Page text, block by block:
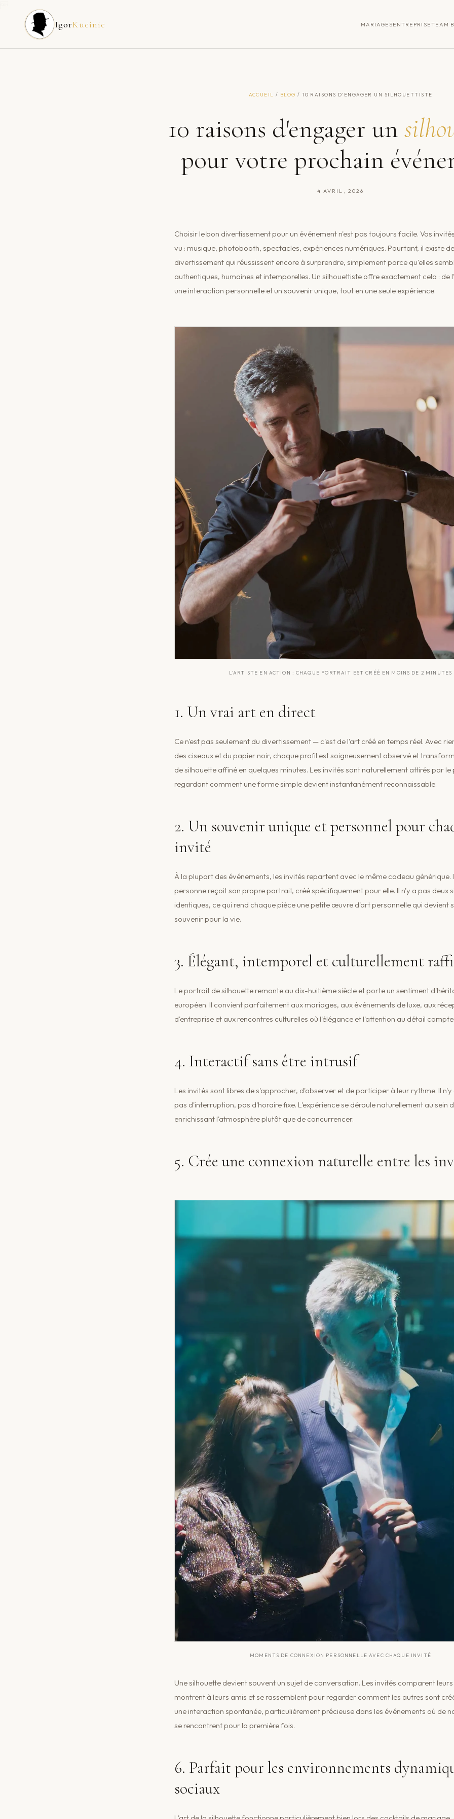
IgorKucinic MARIAGESENTREPRISETEAM
ACCUEIL / BLOG / 10 RAISONS D'ENGAGER UN SILHOUETTISTE
10 raisons d'engager un
pour votre prochain
4 AVRIL, 2026
Choisir le bon divertissement pour un événement n'est pas toujours facile. Vos
vu : musique, photobooth, spectacles, expériences numériques. Pourtant, il existe
divertissement qui réussissent encore à surprendre, simplement parce qu'elles
authentiques, humaines et intemporelles. Un silhouettiste offre exactement cela : de
une interaction personnelle et un souvenir unique, tout en une seule expérience.
L'ARTISTE EN ACTION : CHAQUE PORTRAIT EST CRÉÉ EN MOINS DE 2 MINUTES
1. Un vrai art en direct
Ce n'est pas seulement du divertissement — c'est de l'art créé en temps réel. Avec
des ciseaux et du papier noir, chaque profil est soigneusement observé et
de silhouette affiné en quelques minutes. Les invités sont naturellement attirés par le
regardant comment une forme simple devient instantanément reconnaissable.
2. Un souvenir unique et personnel pour
invité
À la plupart des événements, les invités repartent avec le même cadeau générique.
personne reçoit son propre portrait, créé spécifiquement pour elle. Il n'y a pas deux
identiques, ce qui rend chaque pièce une petite œuvre d'art personnelle qui devient
souvenir pour la vie.
3. Élégant, intemporel et culturellement
Le portrait de silhouette remonte au dix-huitième siècle et porte un sentiment
européen. Il convient parfaitement aux mariages, aux événements de luxe, aux
d'entreprise et aux rencontres culturelles où l'élégance et l'attention au détail
4. Interactif sans être intrusif
Les invités sont libres de s'approcher, d'observer et de participer à leur rythme. Il n'y
pas d'interruption, pas d'horaire fixe. L'expérience se déroule naturellement au sein
enrichissant l'atmosphère plutôt que de concurrencer.
5. Crée une connexion naturelle entre les
MOMENTS DE CONNEXION PERSONNELLE AVEC CHAQUE INVITÉ
Une silhouette devient souvent un sujet de conversation. Les invités comparent
montrent à leurs amis et se rassemblent pour regarder comment les autres sont
une interaction spontanée, particulièrement précieuse dans les événements où de
se rencontrent pour la première fois.
6. Parfait pour les environnements
sociaux